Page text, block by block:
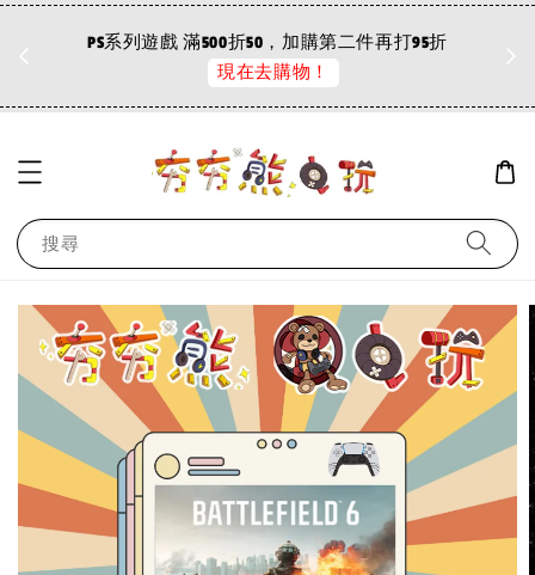
PS系列遊戲 滿500折50，加購第二件再打95折
現在去購物！
搜尋